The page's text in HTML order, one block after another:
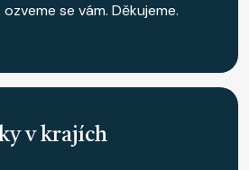
se vám. Děkujeme.
v krajích